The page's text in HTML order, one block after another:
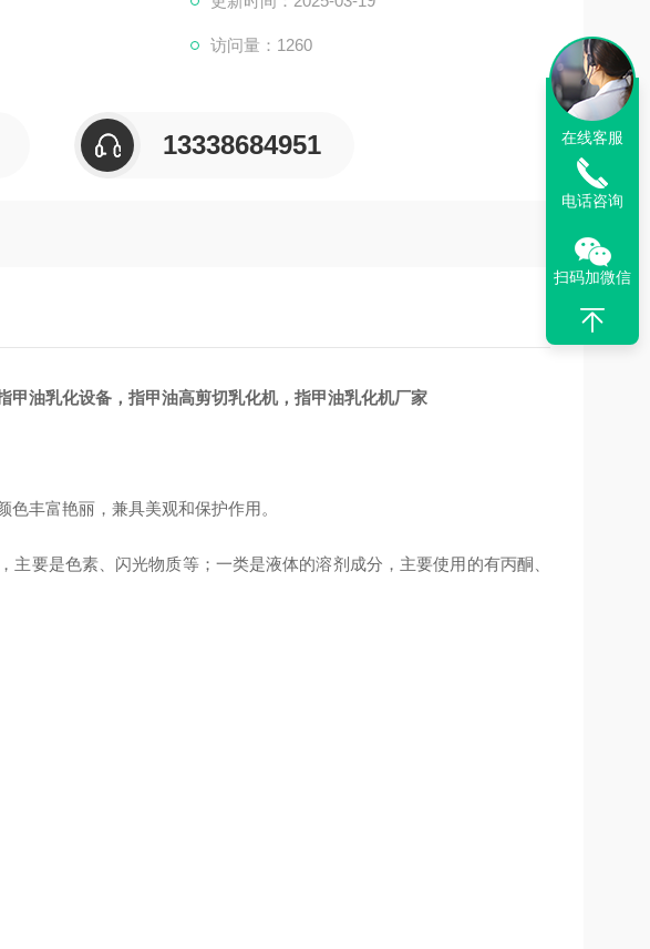
访问量：1260
13338684951
甲油乳化设备，指甲油高剪切乳化机，指甲油乳化机厂家
丰富艳丽，兼具美观和保护作用。
主要是色素、闪光物质等；一类是液体的溶剂成分，主要使用的有丙酮
在线客服
电话咨询
扫码加微信